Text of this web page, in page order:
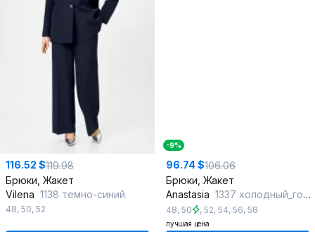
116.52 $119.98
Брюки, Жакет
Vilena 1138 темно-синий
48, 50, 52
-9%
96.74 $106.06
Брюки, Жакет
Anastasia 1337 холодный_голубой
48, 50 , 52, 54, 56, 58
лучшая цена